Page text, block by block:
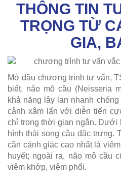
THÔNG TIN
TRỌNG TỪ
GIA,
Mở đầu chương trình tư vấn,
biết, não mô cầu (Neisseria
khả năng lây lan nhanh
cảnh xâm lấn với diễn tiến
chỉ trong thời gian ngắn. Dưới
hình thái song cầu đặc trưng.
cần cảnh giác cao nhất là
huyết; ngoài ra, não mô cầu
viêm khớp, viêm phổi.